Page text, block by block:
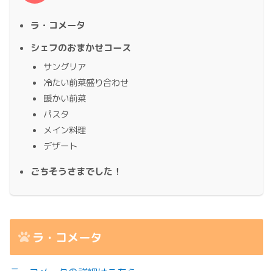
ラ・コメータ
シェフのおまかせコース
サングリア
冷たい前菜盛り合わせ
暖かい前菜
パスタ
メイン料理
デザート
ごちそうさまでした！
ラ・コメータ